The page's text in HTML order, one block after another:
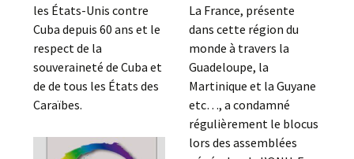
les États-Unis contre
Cuba depuis 60 ans et le
respect de la
souveraineté de Cuba et
de de tous les États des
Caraïbes.
La France, présente
dans cette région du
monde à travers la
Guadeloupe, la
Martinique et la Guyane
etc…, a condamné
régulièrement le blocus
lors des assemblées